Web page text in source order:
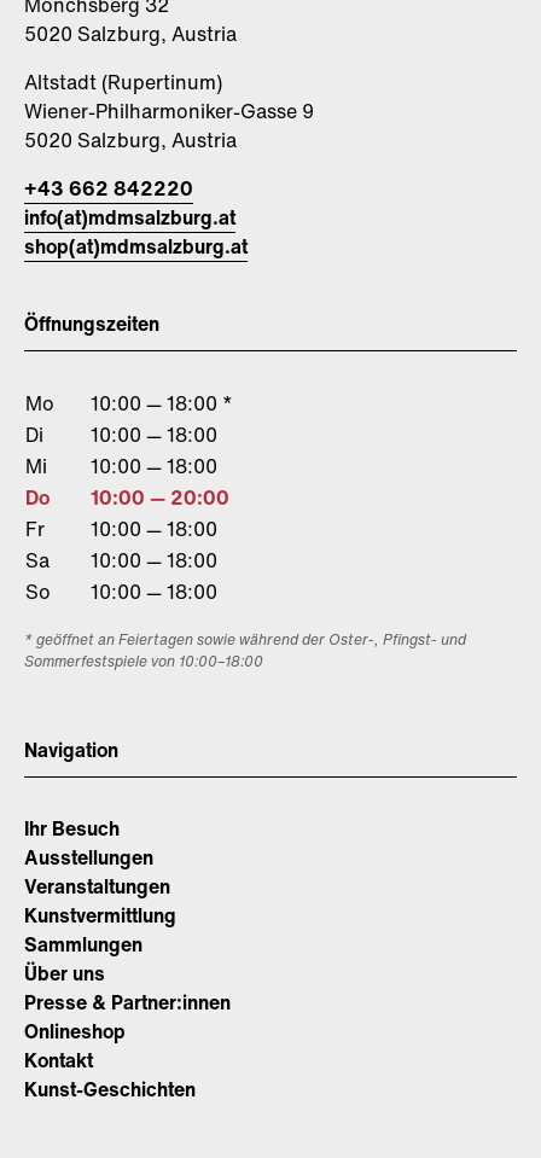
5020 Salzburg, Austria
Altstadt (Rupertinum)
Wiener-Philharmoniker-Gasse 9
5020 Salzburg, Austria
+43 662 842220
info(at)mdmsalzburg.at
shop(at)mdmsalzburg.at
Öffnungszeiten
Mo
10:00 — 18:00 *
Di
10:00 — 18:00
Mi
10:00 — 18:00
Do
10:00 — 20:00
Fr
10:00 — 18:00
Sa
10:00 — 18:00
So
10:00 — 18:00
* geöffnet an Feiertagen sowie während der Oster-, Pfingst- und
Sommerfestspiele von 10:00–18:00
Navigation
Ihr Besuch
Ausstellungen
Veranstaltungen
Kunstvermittlung
Sammlungen
Über uns
Presse & Partner:innen
Onlineshop
Kontakt
Kunst-Geschichten